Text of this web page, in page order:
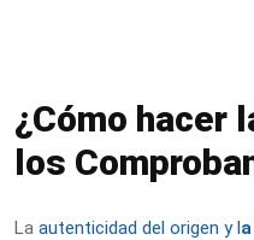
¿Cómo hacer
los
La autenticidad del origen y l